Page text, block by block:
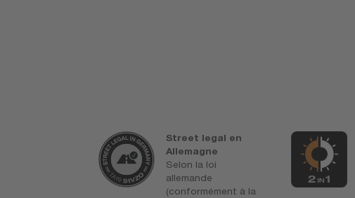
Street legal en
Allemagne
Selon la loi
allemande
(conformément à la